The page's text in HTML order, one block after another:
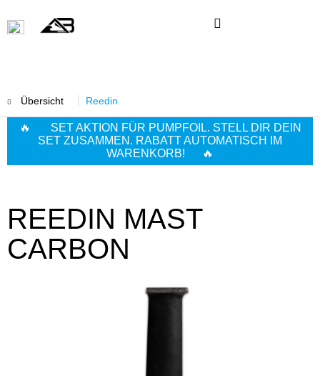
Übersicht Reedin
🔥 SET AKTION FÜR PUMPFOIL. STELL DIR DEIN
SET ZUSAMMEN. RABATT AUTOMATISCH IM
WARENKORB! 🔥
REEDIN MAST
CARBON